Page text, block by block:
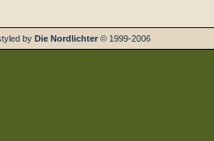
by Die Nordlichter © 1999-2006